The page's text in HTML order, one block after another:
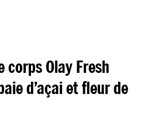
Olay Fresh
d’açai et fleur de